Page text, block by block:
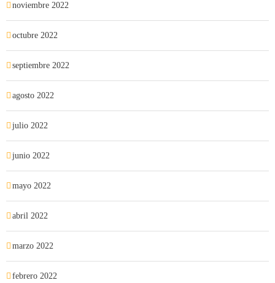
noviembre 2022
octubre 2022
septiembre 2022
agosto 2022
julio 2022
junio 2022
mayo 2022
abril 2022
marzo 2022
febrero 2022